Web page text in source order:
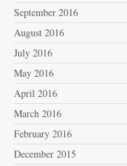
September 2016
August 2016
July 2016
May 2016
April 2016
March 2016
February 2016
December 2015